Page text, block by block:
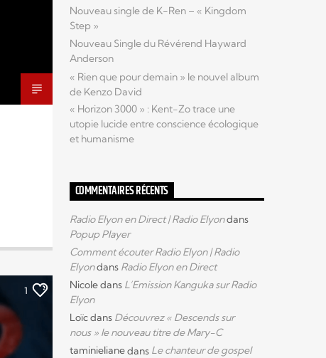
1
Nouveau single de K-Ren – « Kingdom
Step »
Nouveau Single du Révérend Hayward
Anderson
« Rien que pour demain » le nouvel album
de Kenzo David
« Horizon 3000 » : Kent-Zo trace une
utopie lucide entre conscience écologique
et humanisme
COMMENTAIRES RÉCENTS
Radio Elyon en Direct | Radio Elyondans
Popup Player
Comment écouter Radio Elyon | Radio
Elyondans Radio Elyon en Direct
Nicoledans L’Emission Kanguka sur Radio
Elyon
Loïcdans Découvrez « Descends sur
nous » le nouveau titre de Mary-C
taminielianedans Le chanteur de gospel